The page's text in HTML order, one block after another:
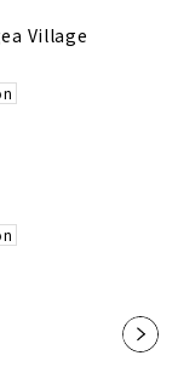
Village
»